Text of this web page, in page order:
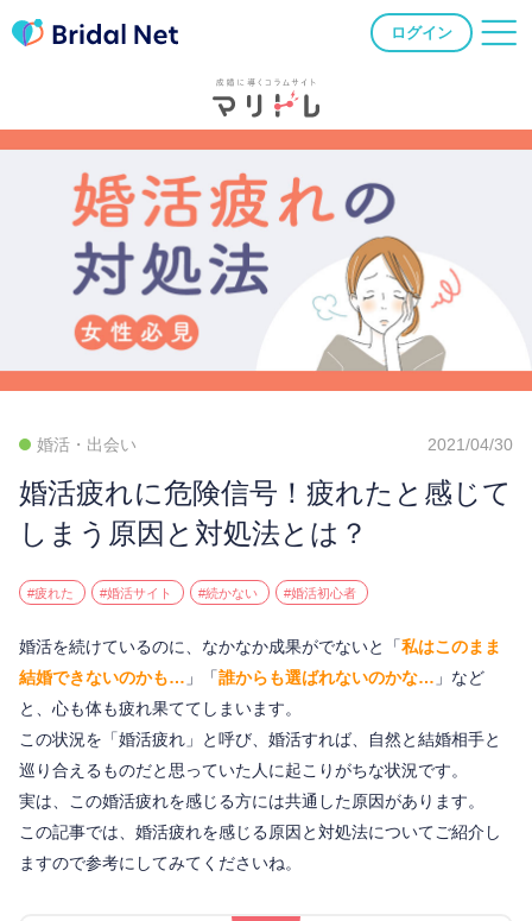
ログイン
婚活・出会い 2021/04/30
婚活疲れに危険信号！疲れたと感じて
しまう原因と対処法とは？
#疲れた #婚活サイト #続かない #婚活初心者
婚活を続けているのに、なかなか成果がでないと「私はこのまま
結婚できないのかも… 」「誰からも選ばれないのかな… 」など
と、心も体も疲れ果ててしまいます。
この状況を「婚活疲れ」と呼び、婚活すれば、自然と結婚相手と
巡り合えるものだと思っていた人に起こりがちな状況です。
実は、この婚活疲れを感じる方には共通した原因があります。
この記事では、婚活疲れを感じる原因と対処法についてご紹介し
ますので参考にしてみてくださいね。